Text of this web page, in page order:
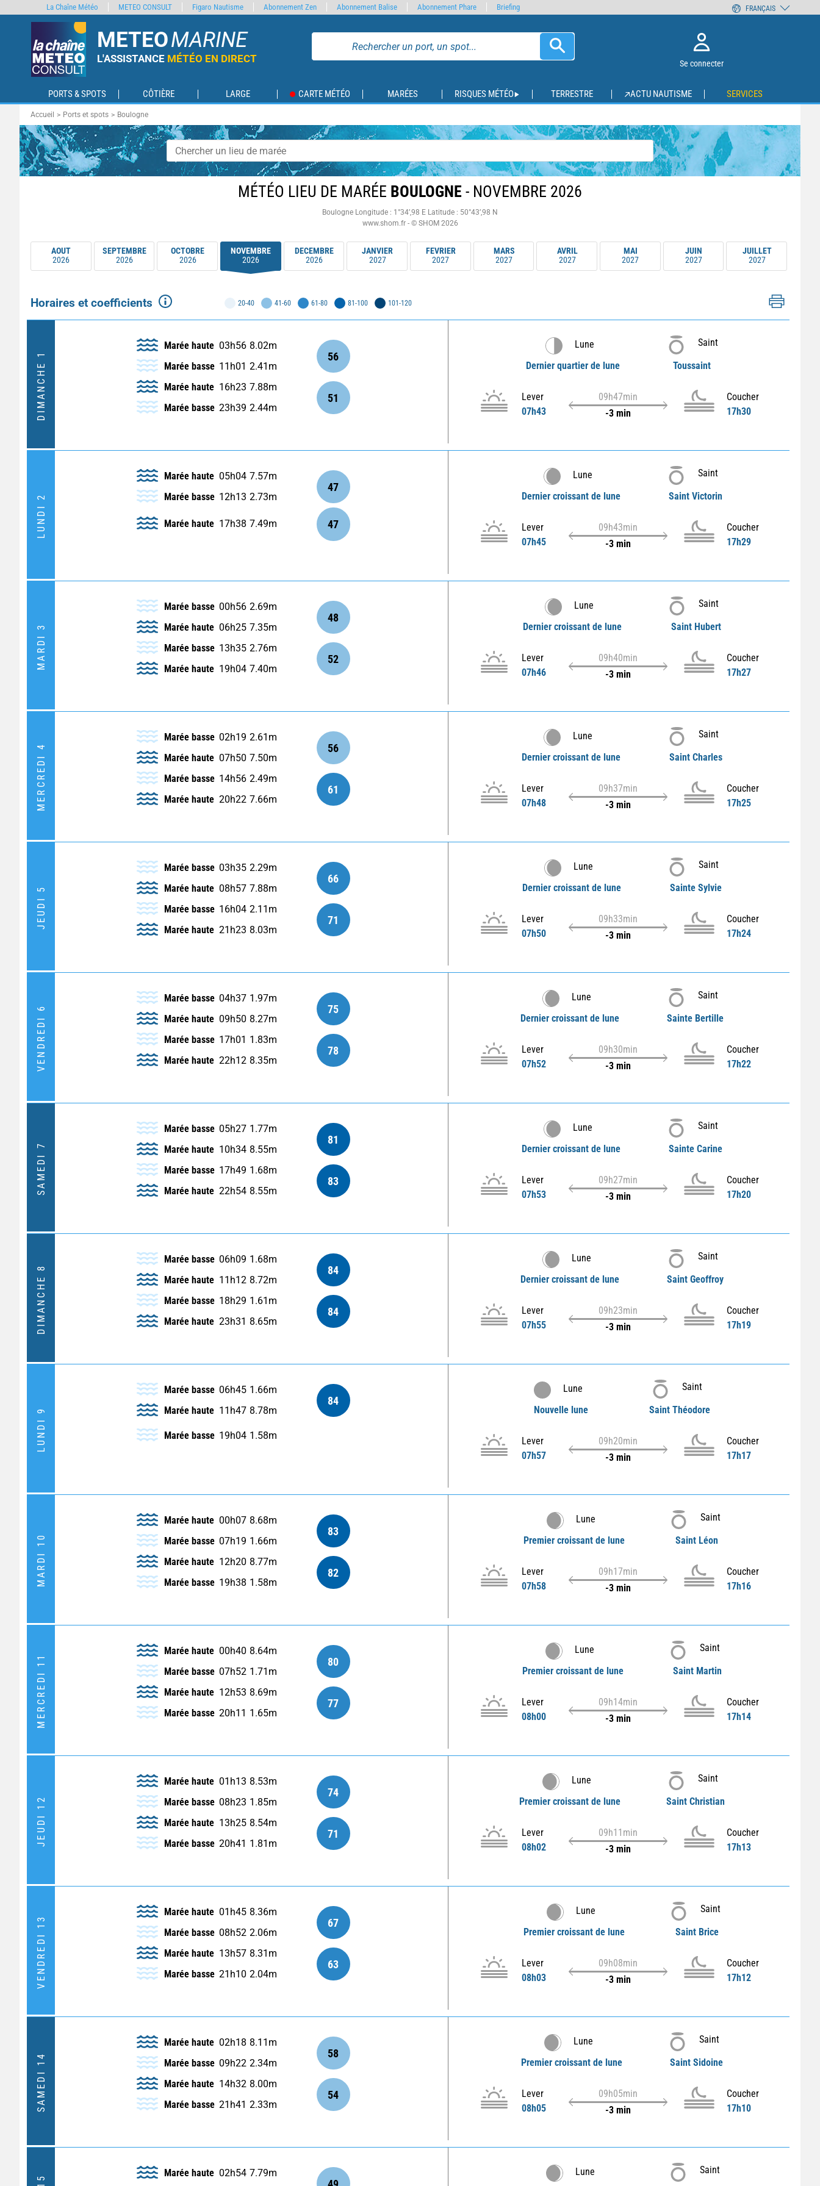
METEOMARINE
L'ASSISTANCE MÉTÉO EN DIRECT Se connecter
PORTS & SPOTS CÔTIÈRE LARGE CARTE MÉTÉO MARÉES RISQUES MÉTÉO TERRESTRE ACTU NAUTISME SERVICES
Accueil Ports et spots Boulogne
MÉTÉO LIEU DE MARÉE BOULOGNE - NOVEMBRE 2026
Boulogne Longitude : 1°34’,98 E Latitude : 50°43’,98 N
www.shom.fr - © SHOM 2026
AOUT
2026
SEPTEMBRE
2026
OCTOBRE
2026
NOVEMBRE
2026
DECEMBRE
2026
JANVIER
2027
FEVRIER
2027
MARS
2027
AVRIL
2027
MAI
2027
JUIN
2027
JUILLET
2027
Horaires et coefficients 20-40 41-60 61-80 81-100 101-120
DIMANCHE 1
Marée haute 03h56 8.02m
Marée basse 11h01 2.41m
56
Marée haute 16h23 7.88m
Marée basse 23h39 2.44m
51
Lune
Dernier quartier de lune
Saint
Toussaint
Lever
07h43
09h47min
-3 min
Coucher
17h30
LUNDI 2
Marée haute 05h04 7.57m
Marée basse 12h13 2.73m
47
Marée haute 17h38 7.49m 47
Lune
Dernier croissant de lune
Saint
Saint Victorin
Lever
07h45
09h43min
-3 min
Coucher
17h29
MARDI 3
Marée basse 00h56 2.69m
Marée haute 06h25 7.35m
48
Marée basse 13h35 2.76m
Marée haute 19h04 7.40m
52
Lune
Dernier croissant de lune
Saint
Saint Hubert
Lever
07h46
09h40min
-3 min
Coucher
17h27
MERCREDI 4
Marée basse 02h19 2.61m
Marée haute 07h50 7.50m
56
Marée basse 14h56 2.49m
Marée haute 20h22 7.66m
61
Lune
Dernier croissant de lune
Saint
Saint Charles
Lever
07h48
09h37min
-3 min
Coucher
17h25
JEUDI 5
Marée basse 03h35 2.29m
Marée haute 08h57 7.88m
66
Marée basse 16h04 2.11m
Marée haute 21h23 8.03m
71
Lune
Dernier croissant de lune
Saint
Sainte Sylvie
Lever
07h50
09h33min
-3 min
Coucher
17h24
VENDREDI 6
Marée basse 04h37 1.97m
Marée haute 09h50 8.27m
75
Marée basse 17h01 1.83m
Marée haute 22h12 8.35m
78
Lune
Dernier croissant de lune
Saint
Sainte Bertille
Lever
07h52
09h30min
-3 min
Coucher
17h22
SAMEDI 7
Marée basse 05h27 1.77m
Marée haute 10h34 8.55m
81
Marée basse 17h49 1.68m
Marée haute 22h54 8.55m
83
Lune
Dernier croissant de lune
Saint
Sainte Carine
Lever
07h53
09h27min
-3 min
Coucher
17h20
DIMANCHE 8
Marée basse 06h09 1.68m
Marée haute 11h12 8.72m
84
Marée basse 18h29 1.61m
Marée haute 23h31 8.65m
84
Lune
Dernier croissant de lune
Saint
Saint Geoffroy
Lever
07h55
09h23min
-3 min
Coucher
17h19
LUNDI 9
Marée basse 06h45 1.66m
Marée haute 11h47 8.78m
84
Marée basse 19h04 1.58m
Lune
Nouvelle lune
Saint
Saint Théodore
Lever
07h57
09h20min
-3 min
Coucher
17h17
MARDI 10
Marée haute 00h07 8.68m
Marée basse 07h19 1.66m
83
Marée haute 12h20 8.77m
Marée basse 19h38 1.58m
82
Lune
Premier croissant de lune
Saint
Saint Léon
Lever
07h58
09h17min
-3 min
Coucher
17h16
MERCREDI 11
Marée haute 00h40 8.64m
Marée basse 07h52 1.71m
80
Marée haute 12h53 8.69m
Marée basse 20h11 1.65m
77
Lune
Premier croissant de lune
Saint
Saint Martin
Lever
08h00
09h14min
-3 min
Coucher
17h14
JEUDI 12
Marée haute 01h13 8.53m
Marée basse 08h23 1.85m
74
Marée haute 13h25 8.54m
Marée basse 20h41 1.81m
71
Lune
Premier croissant de lune
Saint
Saint Christian
Lever
08h02
09h11min
-3 min
Coucher
17h13
VENDREDI 13
Marée haute 01h45 8.36m
Marée basse 08h52 2.06m
67
Marée haute 13h57 8.31m
Marée basse 21h10 2.04m
63
Lune
Premier croissant de lune
Saint
Saint Brice
Lever
08h03
09h08min
-3 min
Coucher
17h12
SAMEDI 14
Marée haute 02h18 8.11m
Marée basse 09h22 2.34m
58
Marée haute 14h32 8.00m
Marée basse 21h41 2.33m
54
Lune
Premier croissant de lune
Saint
Saint Sidoine
Lever
08h05
09h05min
-3 min
Coucher
17h10
Marée haute 02h54 7.79m Lune Saint
La Chaîne Météo METEO CONSULT Figaro Nautisme Abonnement Zen Abonnement Balise Abonnement Phare Briefing FRANÇAIS